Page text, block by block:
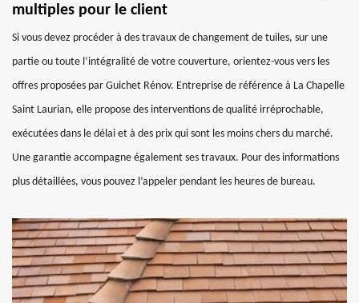
multiples pour le client
Si vous devez procéder à des travaux de changement de tuiles, sur une
partie ou toute l’intégralité de votre couverture, orientez-vous vers les
offres proposées par Guichet Rénov. Entreprise de référence à La Chapelle
Saint Laurian, elle propose des interventions de qualité irréprochable,
exécutées dans le délai et à des prix qui sont les moins chers du marché.
Une garantie accompagne également ses travaux. Pour des informations
plus détaillées, vous pouvez l’appeler pendant les heures de bureau.